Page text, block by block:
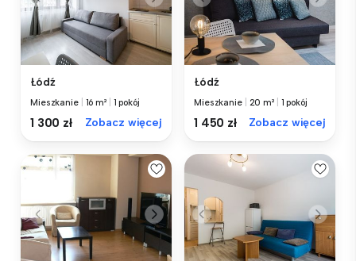
Łódź
Mieszkanie 16 m² 1 pokój
1 300 zł Zobacz więcej
Łódź
Mieszkanie 20 m² 1 pokój
1 450 zł Zobacz więcej